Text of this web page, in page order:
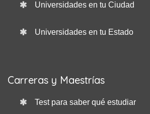
Universidades en tu Ciudad
Universidades en tu Estado
Carreras y Maestrías
Test para saber qué estudiar